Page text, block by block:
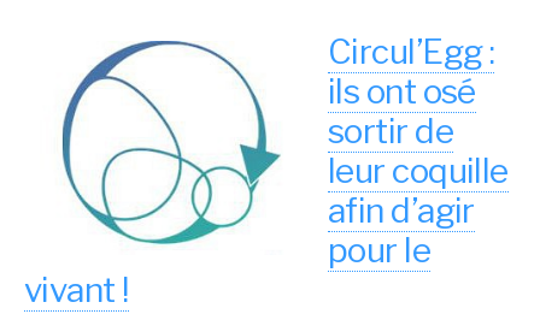
Circul’Egg :
ils ont osé
sortir de
leur coquille
afin d’agir
pour le
vivant !